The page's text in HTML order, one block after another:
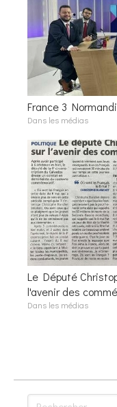
France 3
Dans les médias
Le Député
l'avenir des
Dans les médias
Rechercher